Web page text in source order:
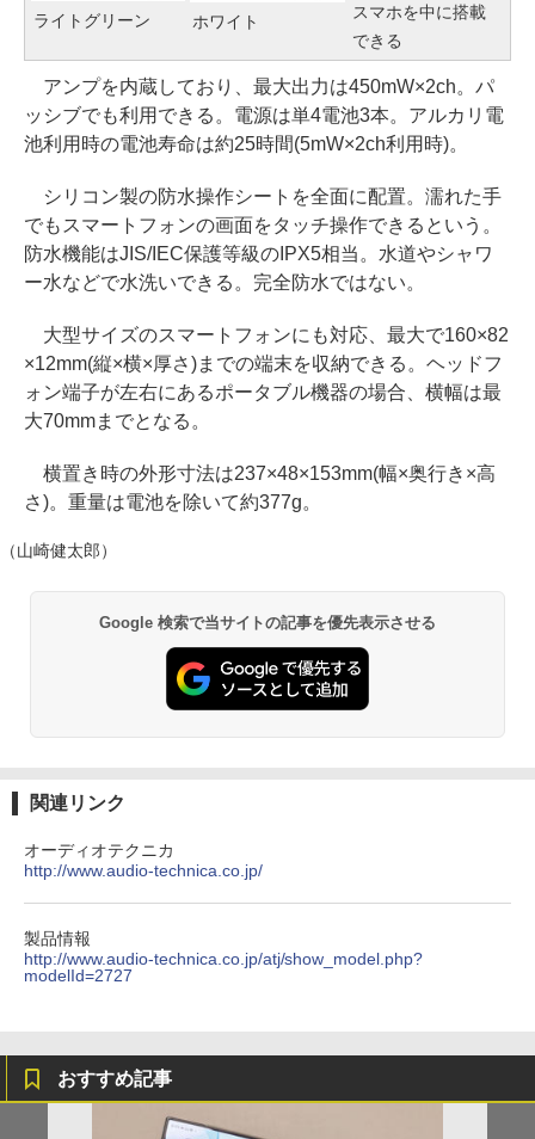
ライトグリーン ホワイト
スマホを中に搭載
できる
アンプを内蔵しており、最大出力は450mW×2ch。パ
ッシブでも利用できる。電源は単4電池3本。アルカリ電
池利用時の電池寿命は約25時間(5mW×2ch利用時)。
シリコン製の防水操作シートを全面に配置。濡れた手
でもスマートフォンの画面をタッチ操作できるという。
防水機能はJIS/IEC保護等級のIPX5相当。水道やシャワ
ー水などで水洗いできる。完全防水ではない。
大型サイズのスマートフォンにも対応、最大で160×82
×12mm(縦×横×厚さ)までの端末を収納できる。ヘッドフ
ォン端子が左右にあるポータブル機器の場合、横幅は最
大70mmまでとなる。
横置き時の外形寸法は237×48×153mm(幅×奥行き×高
さ)。重量は電池を除いて約377g。
（山崎健太郎）
Google 検索で当サイトの記事を優先表示させる
関連リンク
オーディオテクニカ
http://www.audio-technica.co.jp/
製品情報
http://www.audio-technica.co.jp/atj/show_model.php?
modelId=2727
おすすめ記事